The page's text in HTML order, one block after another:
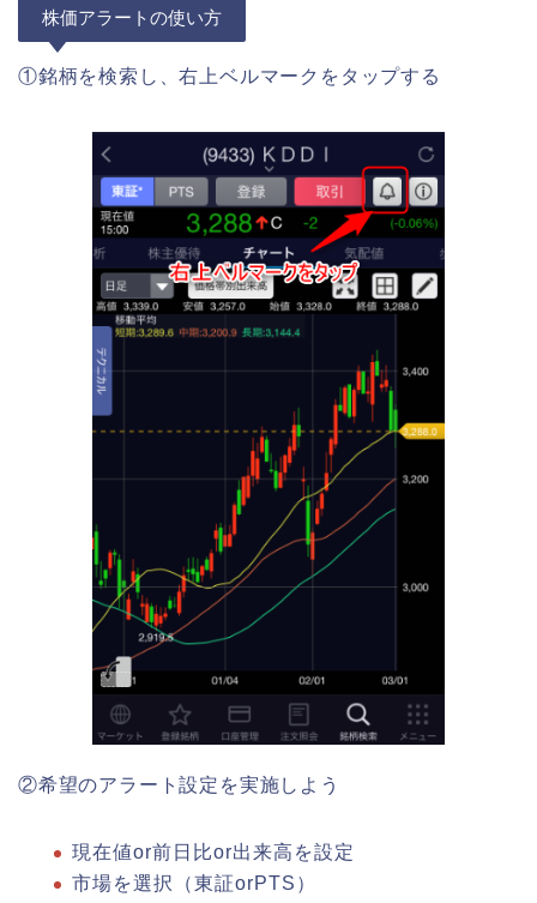
株価アラートの使い方
①銘柄を検索し、右上ベルマークをタップする
②希望のアラート設定を実施しよう
現在値or前日比or出来高を設定
市場を選択（東証orPTS）